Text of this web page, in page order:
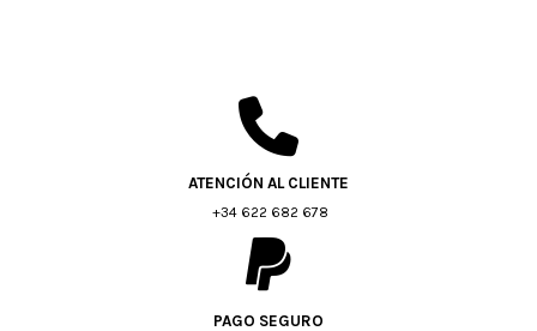
ATENCIÓN AL CLIENTE
+34 622 682 678
PAGO SEGURO